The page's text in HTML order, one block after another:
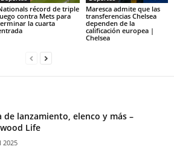
récord de triple
contra Mets para
la cuarta
Maresca admite que las
transferencias Chelsea
dependen de la
calificación europea |
Chelsea
de lanzamiento, elenco y más –
Life
2025